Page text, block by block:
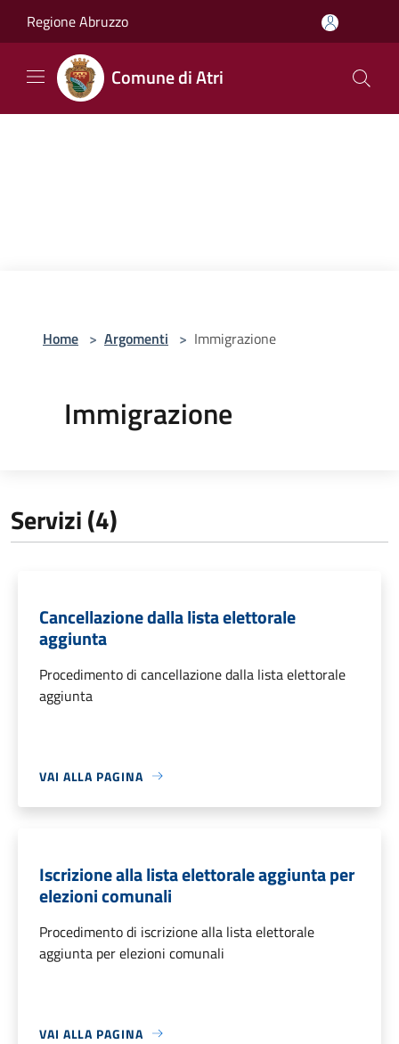
Regione Abruzzo
Comune di Atri
Home > Argomenti > Immigrazione
Immigrazione
Servizi (4)
Cancellazione dalla lista elettorale
aggiunta
Procedimento di cancellazione dalla lista elettorale
aggiunta
VAI ALLA PAGINA
Iscrizione alla lista elettorale aggiunta per
elezioni comunali
Procedimento di iscrizione alla lista elettorale
aggiunta per elezioni comunali
VAI ALLA PAGINA